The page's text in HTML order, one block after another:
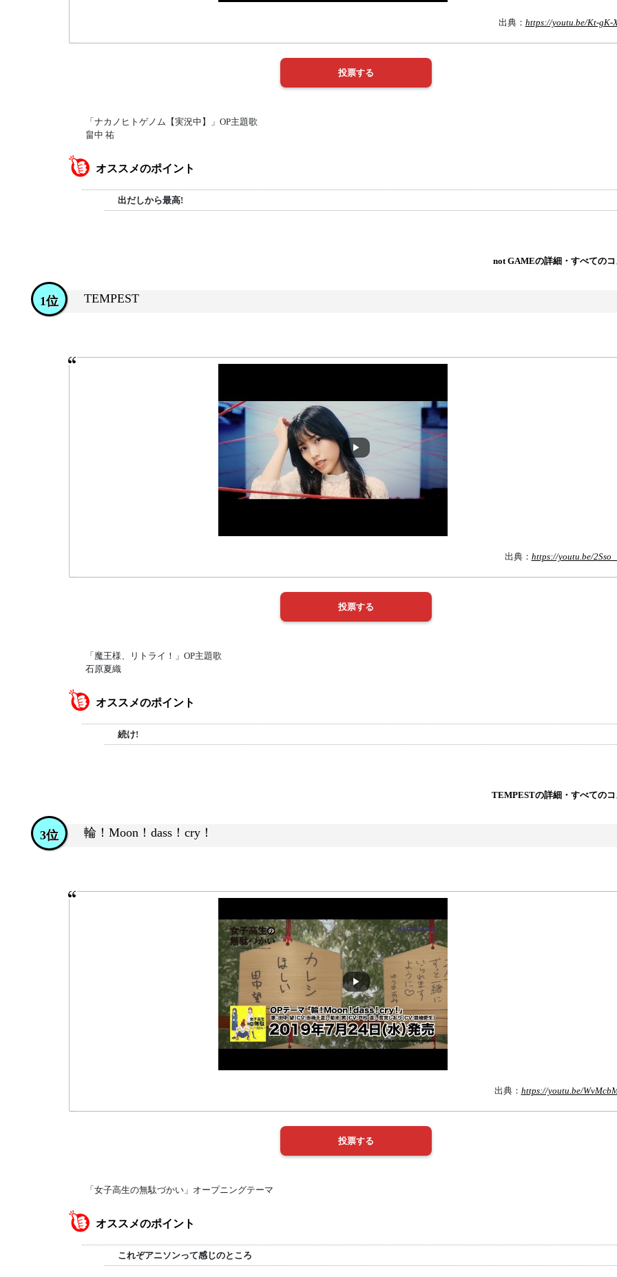
出典： https://youtu.be/Kt-gK-
「ナカノヒトゲノム【実況中】」OP主題歌
畠中 祐
オススメのポイント
出だしから最高!
not GAMEの詳細・すべての
TEMPEST
1位
出典： https://youtu.be/
「魔王様、リトライ！」OP主題歌
石原夏織
オススメのポイント
続け!
TEMPESTの詳細・すべての
輪！Moon！dass！cry！
3位
出典： https://youtu.be/
「女子高生の無駄づかい」オープニングテーマ
オススメのポイント
これぞアニソンって感じのところ